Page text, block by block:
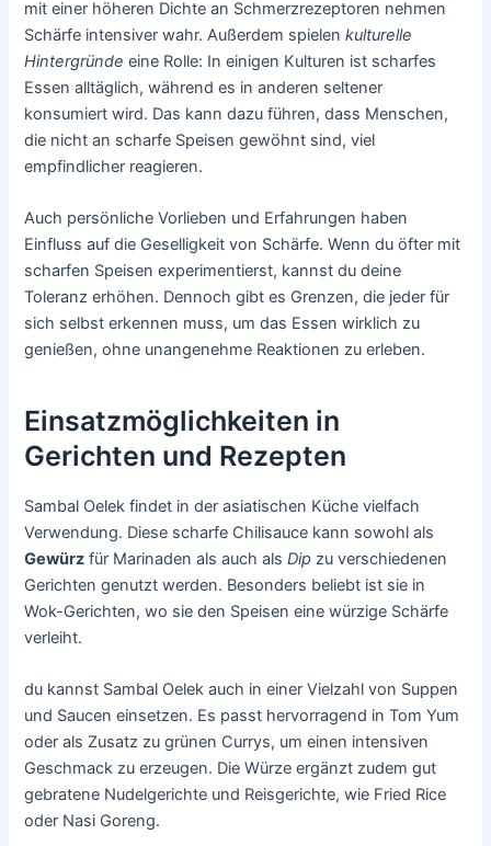
mit einer höheren Dichte an Schmerzrezeptoren nehmen
Schärfe intensiver wahr. Außerdem spielenkulturelle
Hintergründe eine Rolle: In einigen Kulturen ist scharfes
Essen alltäglich, während es in anderen seltener
konsumiert wird. Das kann dazu führen, dass Menschen,
die nicht an scharfe Speisen gewöhnt sind, viel
empfindlicher reagieren.
Auch persönliche Vorlieben und Erfahrungen haben
Einfluss auf die Geselligkeit von Schärfe. Wenn du öfter mit
scharfen Speisen experimentierst, kannst du deine
Toleranz erhöhen. Dennoch gibt es Grenzen, die jeder für
sich selbst erkennen muss, um das Essen wirklich zu
genießen, ohne unangenehme Reaktionen zu erleben.
Einsatzmöglichkeiten in
Gerichten und Rezepten
Sambal Oelek findet in der asiatischen Küche vielfach
Verwendung. Diese scharfe Chilisauce kann sowohl als
Gewürz für Marinaden als auch alsDip zu verschiedenen
Gerichten genutzt werden. Besonders beliebt ist sie in
Wok-Gerichten, wo sie den Speisen eine würzige Schärfe
verleiht.
du kannst Sambal Oelek auch in einer Vielzahl von Suppen
und Saucen einsetzen. Es passt hervorragend in Tom Yum
oder als Zusatz zu grünen Currys, um einen intensiven
Geschmack zu erzeugen. Die Würze ergänzt zudem gut
gebratene Nudelgerichte und Reisgerichte, wie Fried Rice
oder Nasi Goreng.